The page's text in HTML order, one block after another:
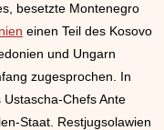
besetzte Montenegro
einen Teil des Kosovo
und Ungarn
zugesprochen. In
Chefs Ante
Staat. Restjugsolawien